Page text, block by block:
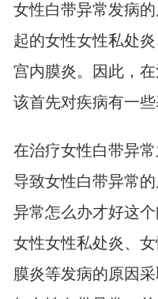
女性白带异常发病
起的女性女性私处
宫内膜炎。因此，
该首先对疾病有一些
在治疗女性白带异
导致女性白带异常
异常怎么办才好这
女性女性私处炎、女
膜炎等发病的原因